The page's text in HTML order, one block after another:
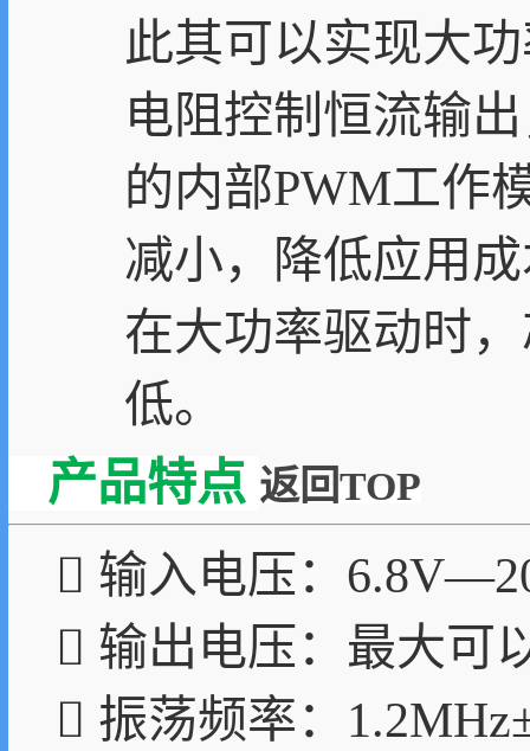
此其可以实现大
电阻控制恒流输
的内部PWM工作
减小，降低应用成
在大功率驱动时
低。
产品特点 返回TOP
 输入电压：
 输出电压：最大可
 振荡频率：